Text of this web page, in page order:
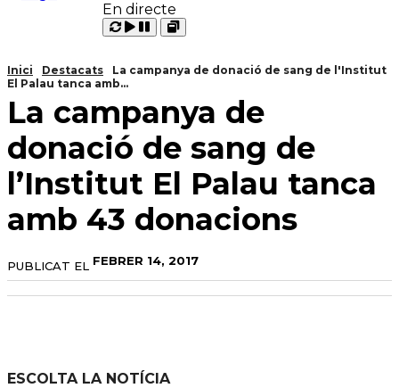
En directe
Carregant
Reproduir
Pausar
Open
Inici Destacats
La campanya de donació de sang de l'Institut
El Palau tanca amb...
La campanya de
donació de sang de
l’Institut El Palau tanca
amb 43 donacions
PUBLICAT EL FEBRER 14, 2017
ESCOLTA LA NOTÍCIA